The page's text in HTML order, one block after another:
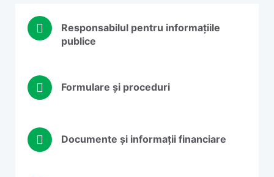
Responsabilul pentru informațiile
publice
Formulare și proceduri
Documente și informații financiare